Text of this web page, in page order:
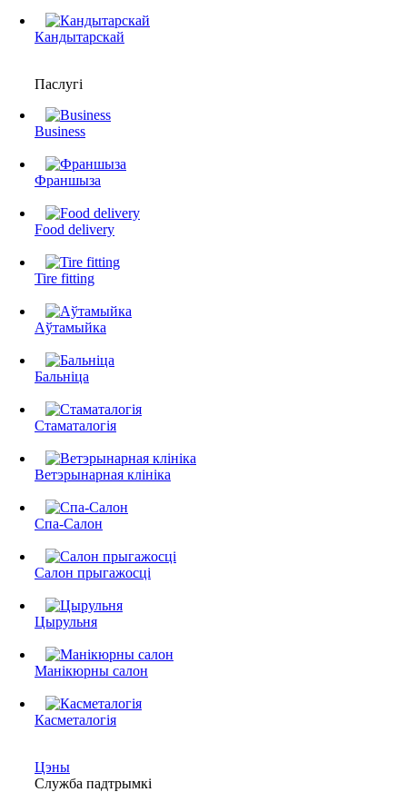
Кандытарскай
Паслугі
Business
Франшыза
Food delivery
Tire fitting
Аўтамыйка
Бальніца
Стаматалогія
Ветэрынарная клініка
Спа-Салон
Салон прыгажосці
Цырульня
Манікюрны салон
Касметалогія
Цэны
Служба падтрымкі